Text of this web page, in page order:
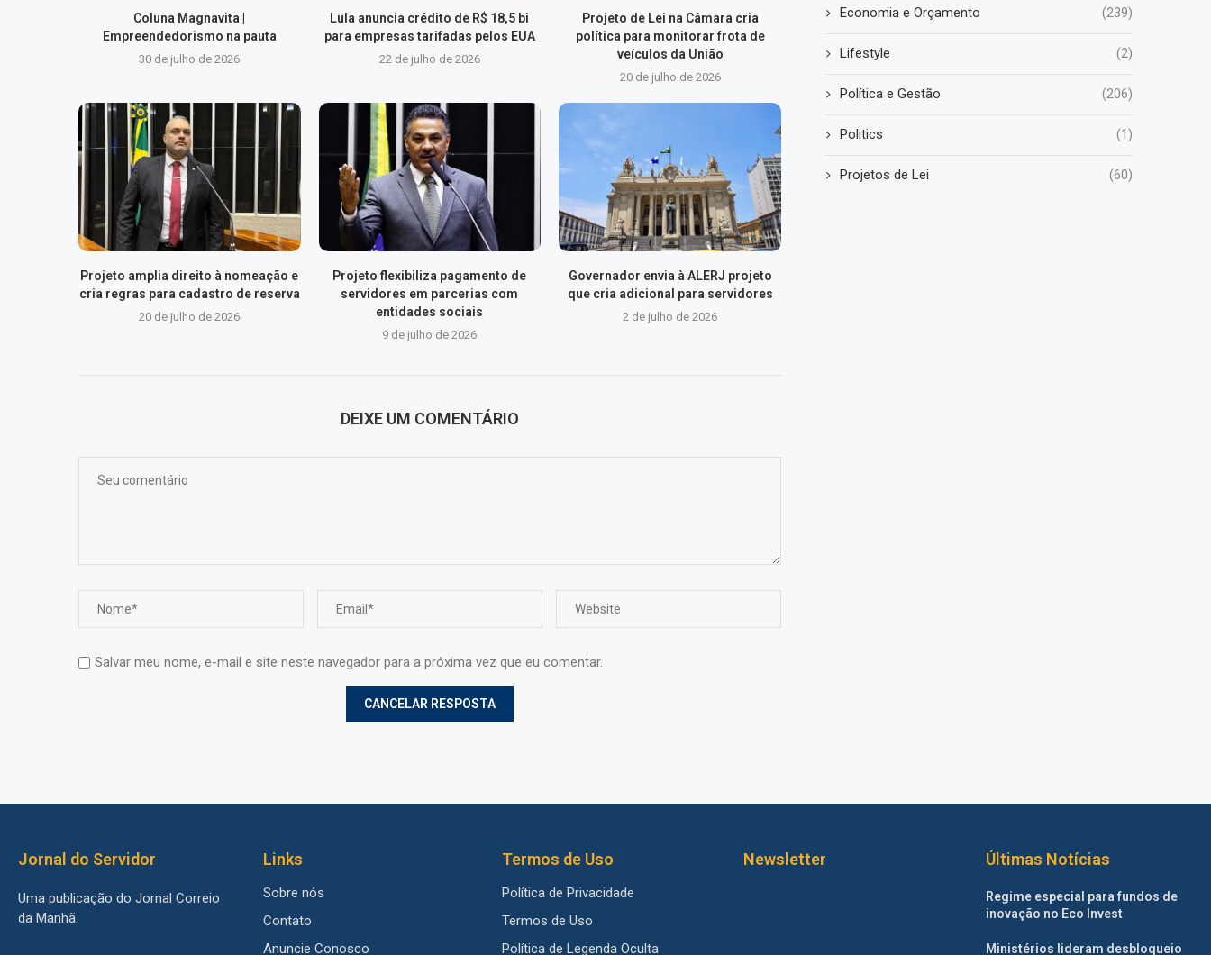
Coluna Magnavita |
Empreendedorismo na pauta
30 de julho de 2026
Lula anuncia crédito de R$ 18,5 bi
para empresas tarifadas pelos EUA
22 de julho de 2026
Projeto de Lei na Câmara cria
política para monitorar frota de
veículos da União
20 de julho de 2026
Projeto amplia direito à nomeação e
cria regras para cadastro de reserva
20 de julho de 2026
Projeto flexibiliza pagamento de
servidores em parcerias com
entidades sociais
9 de julho de 2026
Governador envia à ALERJ projeto
que cria adicional para servidores
2 de julho de 2026
DEIXE UM COMENTÁRIO
Salvar meu nome, e-mail e site neste navegador para a próxima vez que eu comentar.
Economia e Orçamento (239)
Lifestyle (2)
Política e Gestão (206)
Politics (1)
Projetos de Lei (60)
Jornal do Servidor
Uma publicação do Jornal Correio
da Manhã.
Links
Sobre nós
Contato
Anuncie Conosco
Termos de Uso
Política de Privacidade
Termos de Uso
Política de Legenda Oculta
Newsletter Últimas Notícias
Regime especial para fundos de
inovação no Eco Invest
Ministérios lideram desbloqueio